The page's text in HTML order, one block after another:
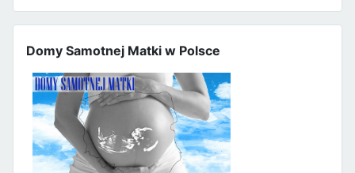
Domy Samotnej Matki w Polsce